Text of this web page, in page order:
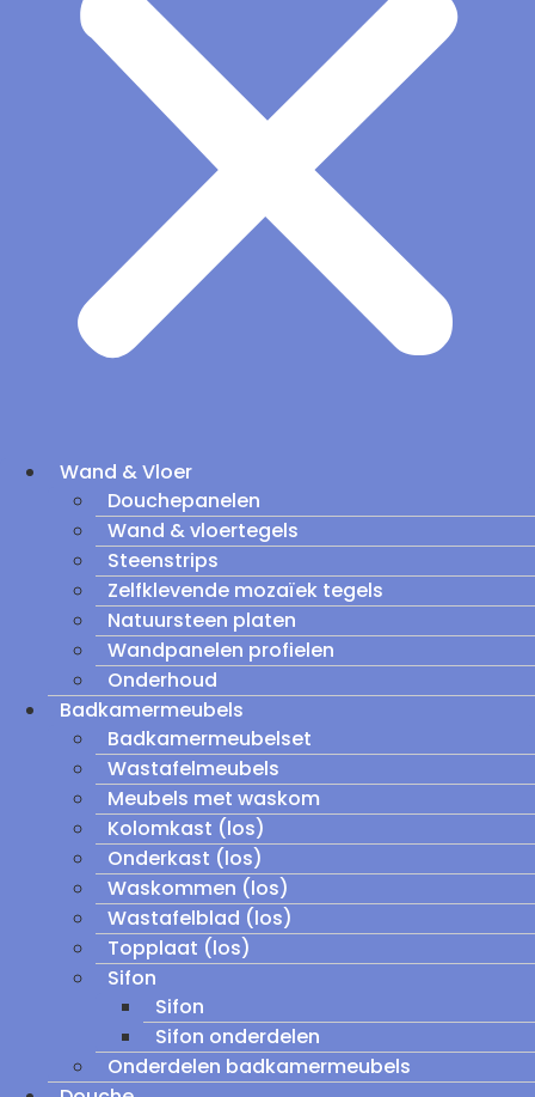
Wand & Vloer
Douchepanelen
Wand & vloertegels
Steenstrips
Zelfklevende mozaïek tegels
Natuursteen platen
Wandpanelen profielen
Onderhoud
Badkamermeubels
Badkamermeubelset
Wastafelmeubels
Meubels met waskom
Kolomkast (los)
Onderkast (los)
Waskommen (los)
Wastafelblad (los)
Topplaat (los)
Sifon
Sifon
Sifon onderdelen
Onderdelen badkamermeubels